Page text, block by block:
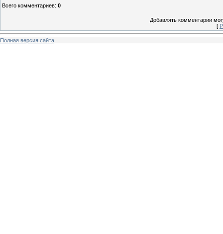
Всего комментариев: 0
Добавлять комментарии
[
Полная версия сайта